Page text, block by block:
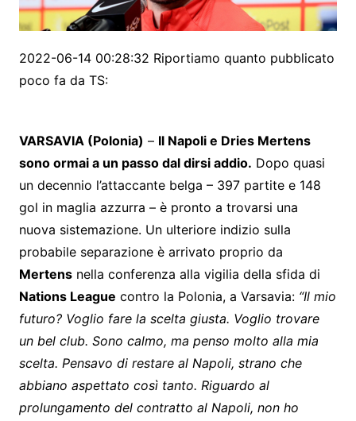
2022-06-14 00:28:32 Riportiamo quanto pubblicato
poco fa da TS:
VARSAVIA (Polonia) – Il Napoli e Dries Mertens
sono ormai a un passo dal dirsi addio. Dopo quasi
un decennio l’attaccante belga – 397 partite e 148
gol in maglia azzurra – è pronto a trovarsi una
nuova sistemazione. Un ulteriore indizio sulla
probabile separazione è arrivato proprio da
Mertensnella conferenza alla vigilia della sfida di
Nations League contro la Polonia, a Varsavia: “Il mio
futuro? Voglio fare la scelta giusta. Voglio trovare
un bel club. Sono calmo, ma penso molto alla mia
scelta. Pensavo di restare al Napoli, strano che
abbiano aspettato così tanto. Riguardo al
prolungamento del contratto al Napoli, non ho